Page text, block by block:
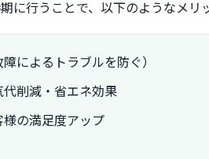
に行うことで、以下のようなメリ
によるトラブルを防ぐ）
削減・省エネ効果
の満足度アップ